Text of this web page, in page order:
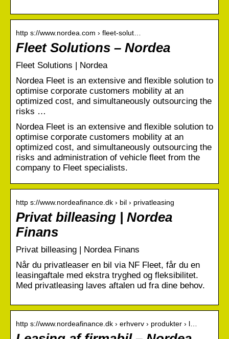
http s://www.nordea.com › fleet-solut…
Fleet Solutions – Nordea
Fleet Solutions | Nordea
Nordea Fleet is an extensive and flexible solution to
optimise corporate customers mobility at an
optimized cost, and simultaneously outsourcing the
risks …
Nordea Fleet is an extensive and flexible solution to
optimise corporate customers mobility at an
optimized cost, and simultaneously outsourcing the
risks and administration of vehicle fleet from the
company to Fleet specialists.
http s://www.nordeafinance.dk › bil › privatleasing
Privat billeasing | Nordea
Finans
Privat billeasing | Nordea Finans
Når du privatleaser en bil via NF Fleet, får du en
leasingaftale med ekstra tryghed og fleksibilitet.
Med privatleasing laves aftalen ud fra dine behov.
http s://www.nordeafinance.dk › erhverv › produkter › l…